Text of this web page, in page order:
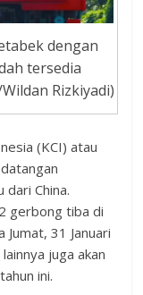
dengan
tersedia
Rizkiyadi)
(KCI) atau
dari China.
gerbong tiba di
Jumat, 31 Januari
juga akan
ini.